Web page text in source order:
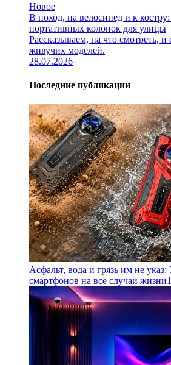
Новое
В поход, на велосипед и к
портативных колонок для улицы
Рассказываем, на что смотреть,
живучих моделей.
28.07.2026
Последние публикации
Асфальт, вода и грязь им не
смартфонов на все случаи жизни